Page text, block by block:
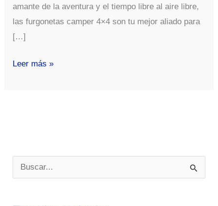
amante de la aventura y el tiempo libre al aire libre,
las furgonetas camper 4×4 son tu mejor aliado para
[…]
Las
2023
Leer más »
u